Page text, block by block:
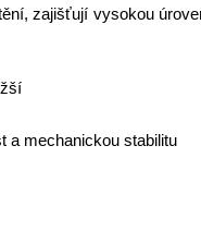
zajišťují vysokou
a mechanickou stabilitu